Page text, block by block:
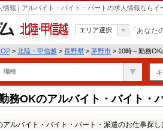
報 | アルバイト・バイト・パートの求人情報ならイ
北陸・甲信越
エリア選択 「あなた
> 北陸・甲信越 > 長野県 > 茅野市 > 10時～勤務
職種
務OKのアルバイト・バイト・
ルバイト・バイト・パート・派遣のお仕事探し